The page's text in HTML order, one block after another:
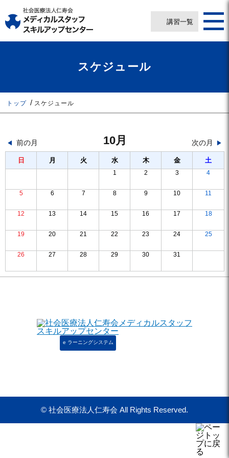
講習一覧
スケジュール
トップ スケジュール
前の月 10月 次の月
日 月 火 水 木 金 土
1 2 3 4
5 6 7 8 9 10 11
12 13 14 15 16 17 18
19 20 21 22 23 24 25
26 27 28 29 30 31
e ラーニングシステム
© 社会医療法人仁寿会 All Rights Reserved.